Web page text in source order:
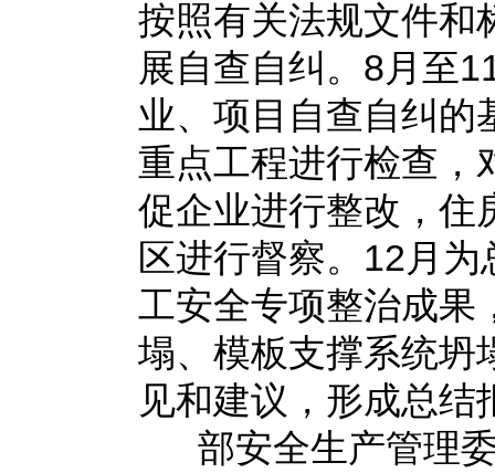
按照有关法规文件和
展自查自纠。8月至
业、项目自查自纠的
重点工程进行检查，
促企业进行整改，住
区进行督察。12月
工安全专项整治成果
塌、模板支撑系统坍
见和建议，形成总结
部安全生产管理